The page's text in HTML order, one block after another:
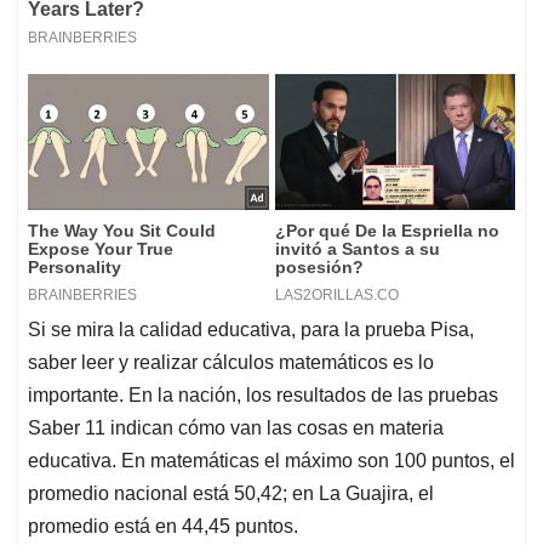
Si se mira la calidad educativa, para la prueba Pisa,
saber leer y realizar cálculos matemáticos es lo
importante. En la nación, los resultados de las pruebas
Saber 11 indican cómo van las cosas en materia
educativa. En matemáticas el máximo son 100 puntos, el
promedio nacional está 50,42; en La Guajira, el
promedio está en 44,45 puntos.